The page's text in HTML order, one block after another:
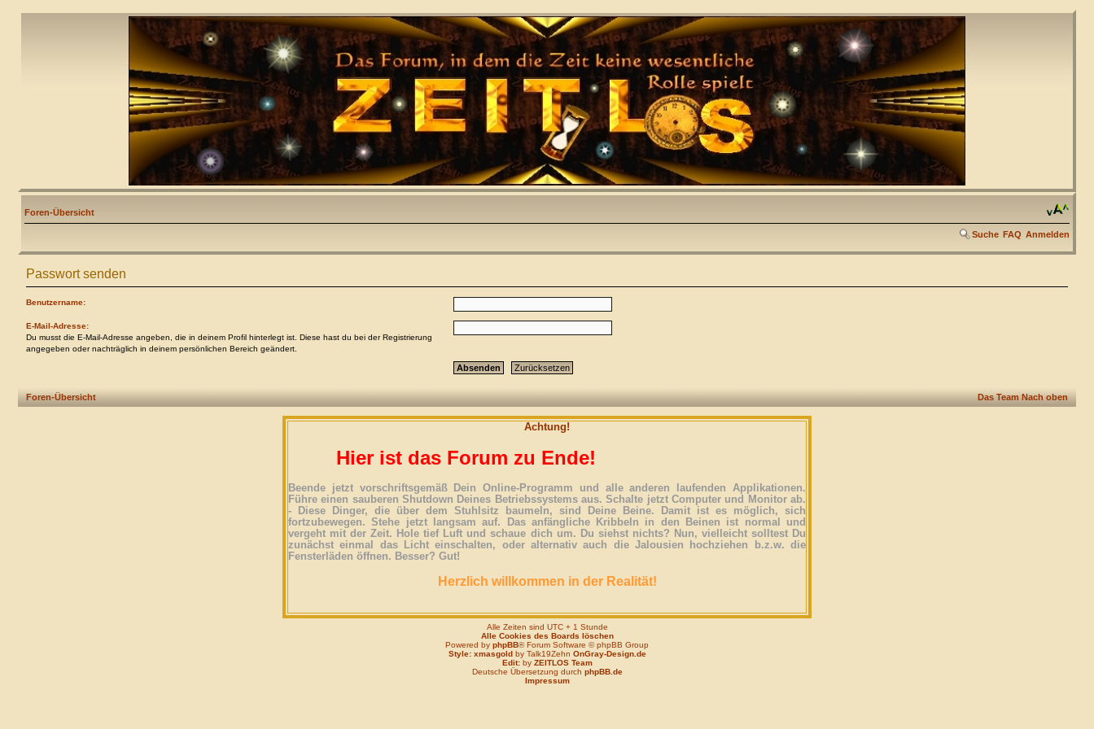
Foren-Übersicht
Suche FAQ Anmelden
Passwort senden
Benutzername:
E-Mail-Adresse:
Du musst die E-Mail-Adresse angeben, die in deinem Profil hinterlegt ist. Diese hast du bei der Registrierung
angegeben oder nachträglich in deinem persönlichen Bereich geändert.
Foren-Übersicht Das Team Nach oben
Achtung!
Hier ist das Forum zu Ende!
Beende jetzt vorschriftsgemäß Dein Online-Programm und alle anderen laufenden Applikationen.
Führe einen sauberen Shutdown Deines Betriebssystems aus. Schalte jetzt Computer und Monitor ab.
- Diese Dinger, die über dem Stuhlsitz baumeln, sind Deine Beine. Damit ist es möglich, sich
fortzubewegen. Stehe jetzt langsam auf. Das anfängliche Kribbeln in den Beinen ist normal und
vergeht mit der Zeit. Hole tief Luft und schaue dich um. Du siehst nichts? Nun, vielleicht solltest Du
zunächst einmal das Licht einschalten, oder alternativ auch die Jalousien hochziehen b.z.w. die
Fensterläden öffnen. Besser? Gut!
Herzlich willkommen in der Realität!
Alle Zeiten sind UTC + 1 Stunde
Alle Cookies des Boards löschen
Powered by phpBB® Forum Software © phpBB Group
Style: xmasgoldby Talk19Zehn OnGray-Design.de
Edit:by ZEITLOS Team
Deutsche Übersetzung durch phpBB.de
Impressum